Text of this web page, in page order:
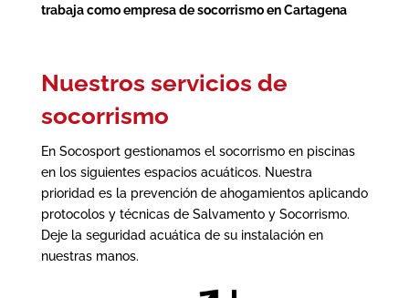
trabaja comoempresa de socorrismo en Cartagena
Nuestros servicios de
socorrismo
En Socosport gestionamos el socorrismo en piscinas
en los siguientes espacios acuáticos. Nuestra
prioridad es la prevención de ahogamientos aplicando
protocolos y técnicas de Salvamento y Socorrismo.
Deje la seguridad acuática de su instalación en
nuestras manos.